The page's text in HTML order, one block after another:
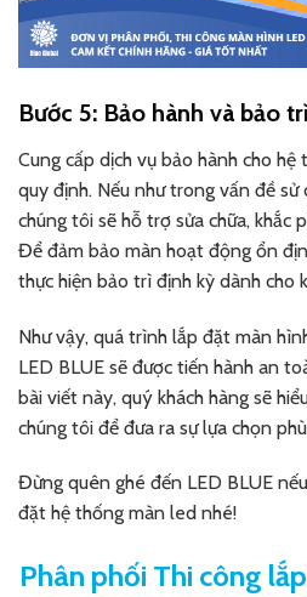
Bước 5: Bảo hành và bảo trì
Cung cấp dịch vụ bảo hành cho
quy định. Nếu như trong vấn đề sử
chúng tôi sẽ hỗ trợ sửa chữa, khắc
Để đảm bảo màn hoạt động ổn
thực hiện bảo trì định kỳ dành cho
Như vậy, quá trình lắp đặt màn
LED BLUE sẽ được tiến hành an
bài viết này, quý khách hàng sẽ
chúng tôi để đưa ra sự lựa chọn
Đừng quên ghé đến LED BLUE
đặt hệ thống màn led nhé!
Phân phối Thi công